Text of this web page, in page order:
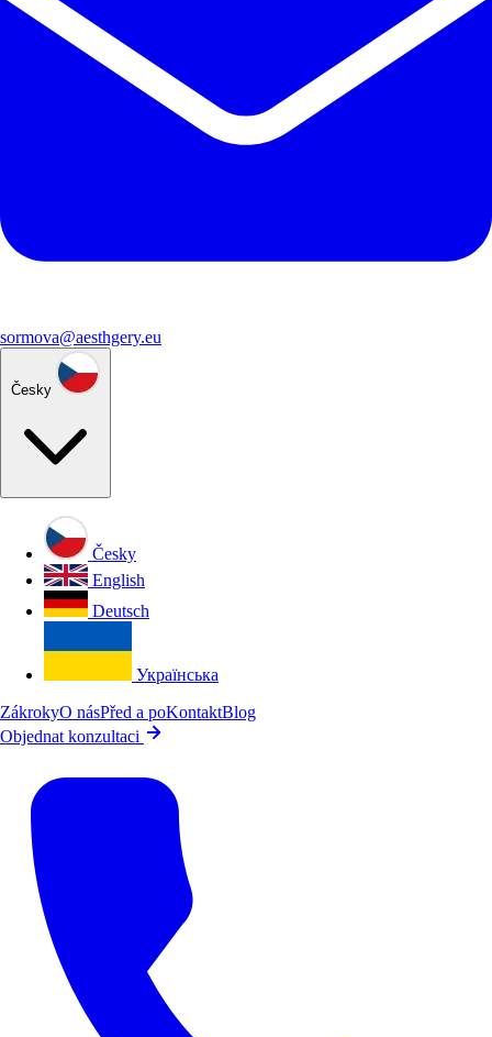
sormova@aesthgery.eu
Česky
Česky
English
Deutsch
Українська
ZákrokyO násPřed a poKontaktBlog
Objednat konzultaci